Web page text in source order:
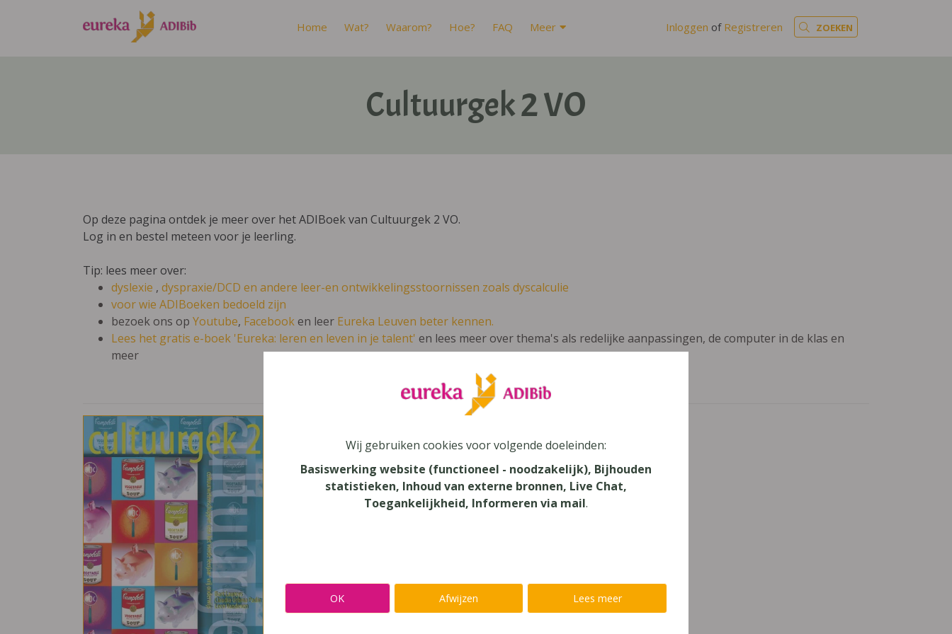
Home Wat? Waarom? Hoe? FAQ Meer Inloggen of Registreren ZOEKEN
Cultuurgek 2 VO
Op deze pagina ontdek je meer over het ADIBoek van Cultuurgek 2 VO.
Log in en bestel meteen voor je leerling.
Tip: lees meer over:
dyslexie , dyspraxie/DCD en andere leer-en ontwikkelingsstoornissen zoals dyscalculie
voor wie ADIBoeken bedoeld zijn
bezoek ons op Youtube, Facebooken leer Eureka Leuven beter kennen.
Lees het gratis e-boek 'Eureka: leren en leven in je talent' en lees meer over thema's als redelijke aanpassingen, de computer in de klas en
meer
Cultuurwetenschappen
Secundair Onderwijs, Secundair Onderwijs - ASO
Uitgeverij
De Boeck
Wij gebruiken cookies voor volgende doeleinden:
Basiswerking website (functioneel - noodzakelijk), Bijhouden
statistieken, Inhoud van externe bronnen, Live Chat,
Toegankelijkheid, Informeren via mail.
OK Afwijzen Lees meer